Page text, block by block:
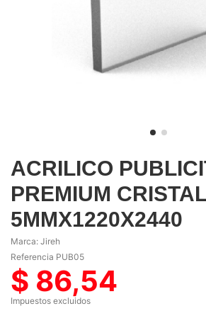
ACRILICO
PREMIUM CRISTAL
5MMX1220X2440
Marca: Jireh
Referencia PUB05
$ 86,54
Impuestos excluidos